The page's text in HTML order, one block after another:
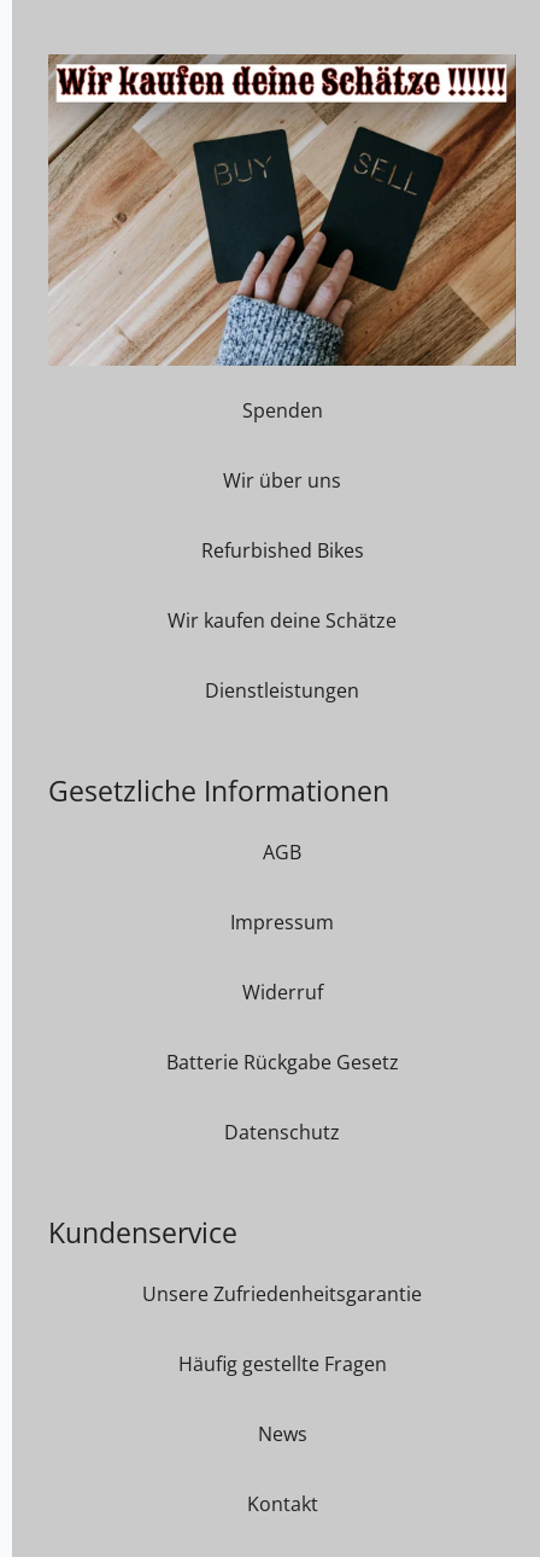
Spenden
Wir über uns
Refurbished Bikes
Wir kaufen deine Schätze
Dienstleistungen
Gesetzliche Informationen
AGB
Impressum
Widerruf
Batterie Rückgabe Gesetz
Datenschutz
Kundenservice
Unsere Zufriedenheitsgarantie
Häufig gestellte Fragen
News
Kontakt